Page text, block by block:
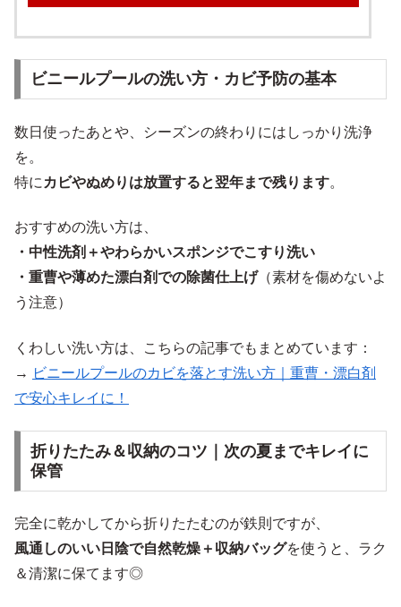
ビニールプールの洗い方・カビ予防の基本
数日使ったあとや、シーズンの終わりにはしっかり洗浄
を。
特に カビやぬめりは放置すると翌年まで残ります。
おすすめの洗い方は、
・中性洗剤＋やわらかいスポンジでこすり洗い
・重曹や薄めた漂白剤での除菌仕上げ（素材を傷めないよ
う注意）
くわしい洗い方は、こちらの記事でもまとめています：
→ ビニールプールのカビを落とす洗い方｜重曹・漂白剤
で安心キレイに！
折りたたみ＆収納のコツ｜次の夏までキレイに
保管
完全に乾かしてから折りたたむのが鉄則ですが、
風通しのいい日陰で自然乾燥＋収納バッグを使うと、ラク
＆清潔に保てます◎